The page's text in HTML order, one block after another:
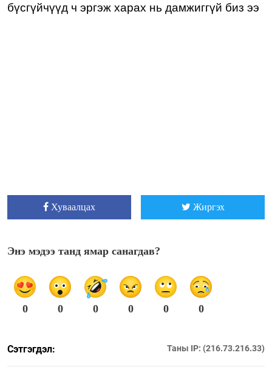
бүсгүйчүүд ч эргэж харах нь дамжиггүй биз ээ
Хуваалцах Жиргэх
Энэ мэдээ танд ямар санагдав?
0 0 0 0 0 0
Сэтгэгдэл: Таны IP: (216.73.216.33)